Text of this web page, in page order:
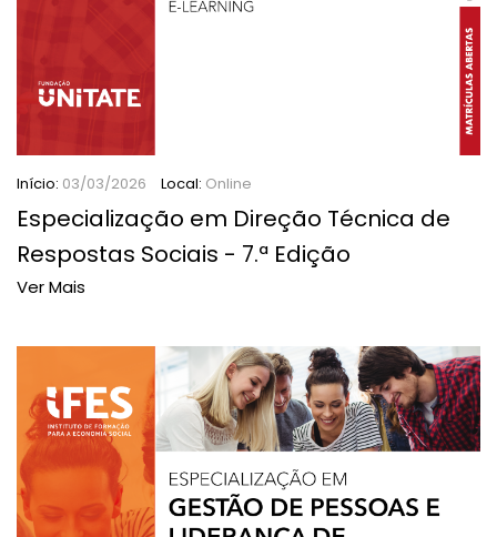
Início: 03/03/2026 Local: Online
Especialização em Direção Técnica de
Respostas Sociais - 7.ª Edição
Ver Mais